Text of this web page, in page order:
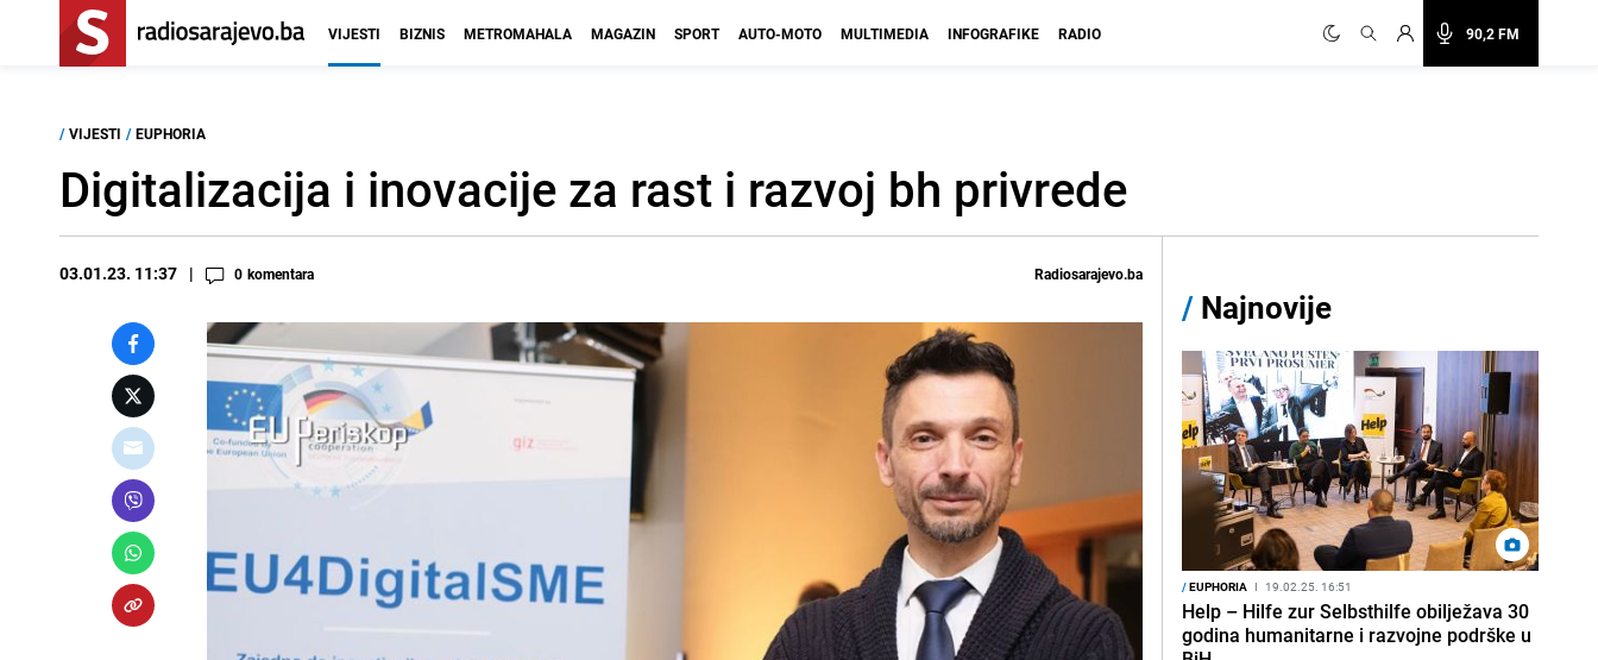
90,2 FM
VIJESTI BIZNIS METROMAHALA MAGAZIN SPORT AUTO-MOTO MULTIMEDIA INFOGRAFIKE RADIO
/ VIJESTI / EUPHORIA
Digitalizacija i inovacije za rast i razvoj bh privrede
03.01.23. 11:37 0 komentara Radiosarajevo.ba
/ Najnovije
/EUPHORIA I 19.02.25. 16:51
Help – Hilfe zur Selbsthilfe obilježava 30
godina humanitarne i razvojne podrške u